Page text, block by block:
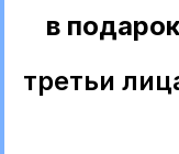
в
третьи